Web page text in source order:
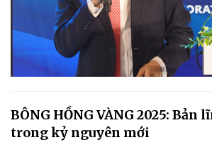
BÔNG HỒNG VÀNG 2025: Bản
trong kỷ nguyên mới